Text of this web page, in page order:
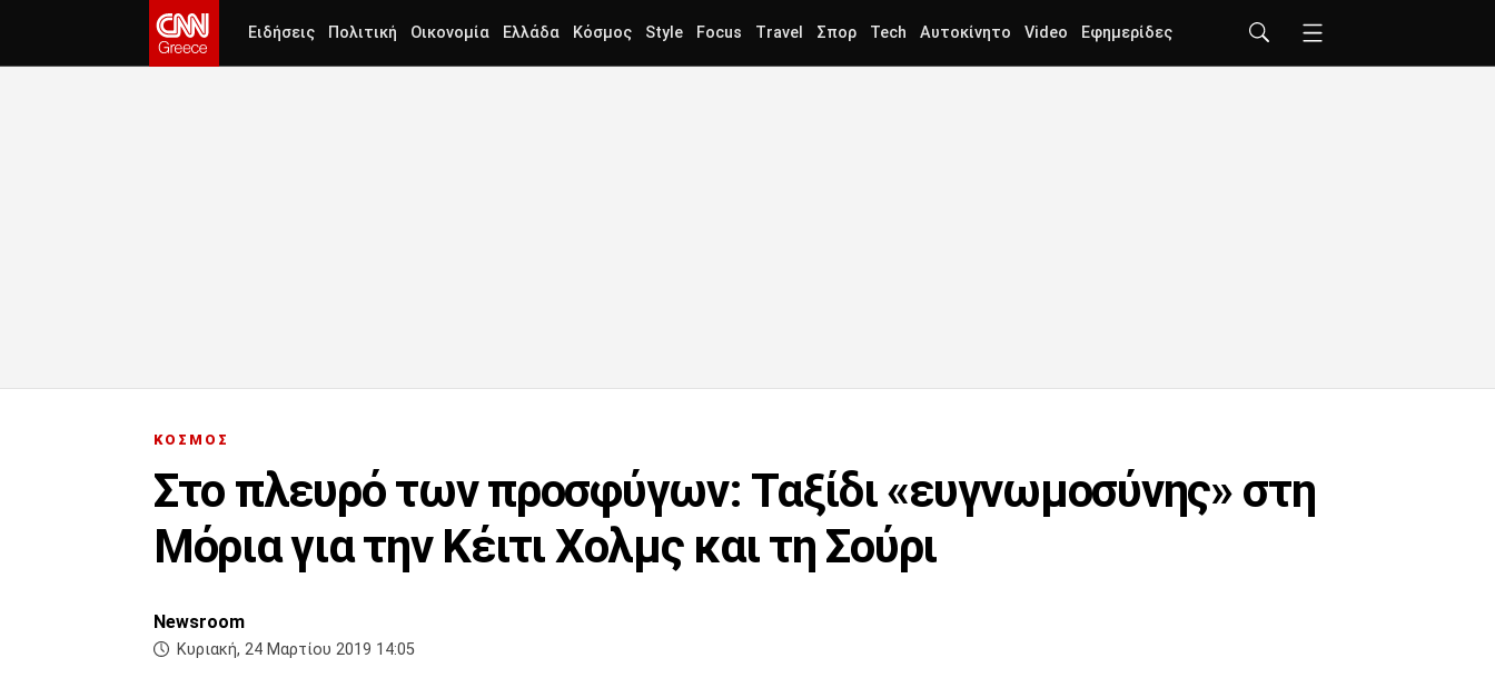
Ειδήσεις Πολιτική Οικονομία Ελλάδα Κόσμος Style Focus Travel Σπορ Tech Αυτοκίνητο Video Εφημερίδες
ΚΟΣΜΟΣ
Στο πλευρό των προσφύγων: Ταξίδι «ευγνωμοσύνης» στη
Μόρια για την Κέιτι Χολμς και τη Σούρι
Newsroom
Κυριακή, 24 Μαρτίου 2019 14:05